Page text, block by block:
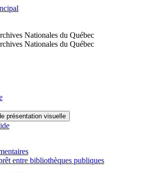
présentation visuelle
entre bibliothèques publiques